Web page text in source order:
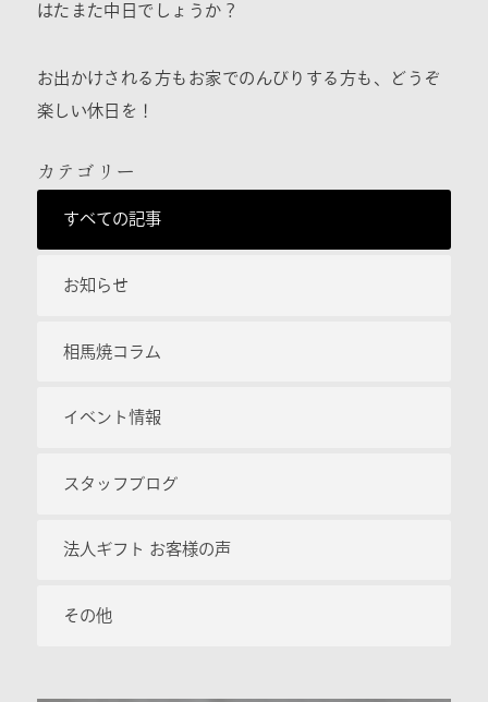
はたまた中日でしょうか？
お出かけされる方もお家でのんびりする方も、どうぞ
楽しい休日を！
カテゴリー
すべての記事
お知らせ
相馬焼コラム
イベント情報
スタッフブログ
法人ギフト お客様の声
その他